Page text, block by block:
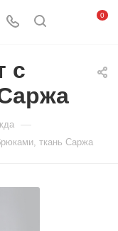
0
с
—
ткань Саржа